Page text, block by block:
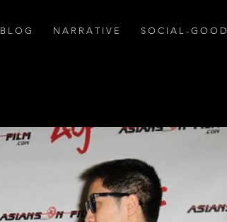
B L O G N A R R A T I V E S O C I A L - G O O D